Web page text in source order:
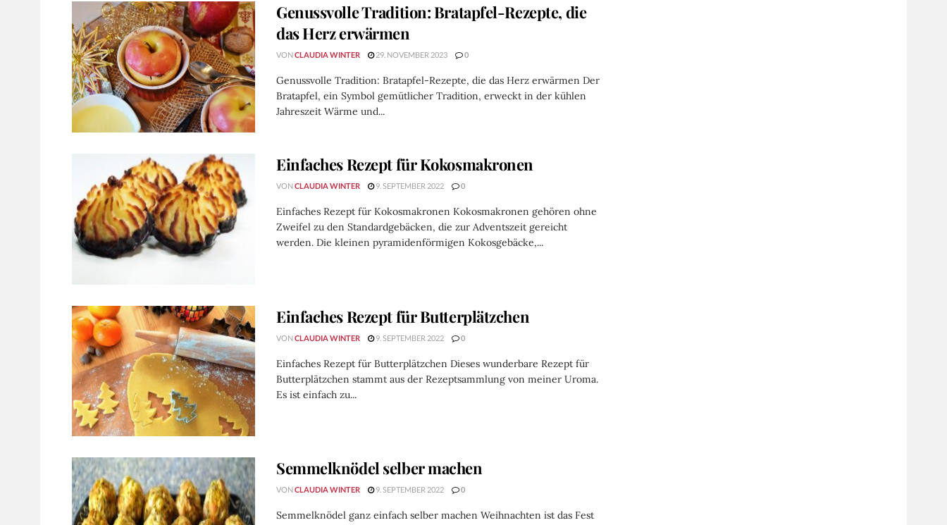
Genussvolle Tradition: Bratapfel-Rezepte, die
das Herz erwärmen
VONCLAUDIA WINTER 29. NOVEMBER 2023 0
Genussvolle Tradition: Bratapfel-Rezepte, die das Herz erwärmen Der
Bratapfel, ein Symbol gemütlicher Tradition, erweckt in der kühlen
Jahreszeit Wärme und...
Einfaches Rezept für Kokosmakronen
VONCLAUDIA WINTER 9. SEPTEMBER 2022 0
Einfaches Rezept für Kokosmakronen Kokosmakronen gehören ohne
Zweifel zu den Standardgebäcken, die zur Adventszeit gereicht
werden. Die kleinen pyramidenförmigen Kokosgebäcke,...
Einfaches Rezept für Butterplätzchen
VONCLAUDIA WINTER 9. SEPTEMBER 2022 0
Einfaches Rezept für Butterplätzchen Dieses wunderbare Rezept für
Butterplätzchen stammt aus der Rezeptsammlung von meiner Uroma.
Es ist einfach zu...
Semmelknödel selber machen
VONCLAUDIA WINTER 9. SEPTEMBER 2022 0
Semmelknödel ganz einfach selber machen Weihnachten ist das Fest